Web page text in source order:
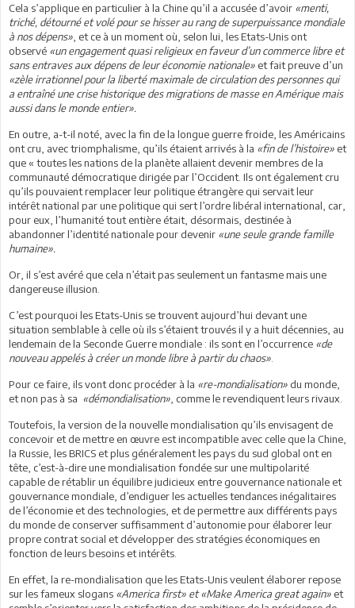
Cela s’applique en particulier à la Chine qu’il a accusée d’avoir «menti,
triché, détourné et volé pour se hisser au rang de superpuissance mondiale
à nos dépens» , et ce à un moment où, selon lui, les Etats-Unis ont
observé «un engagement quasi religieux en faveur d’un commerce libre et
sans entraves aux dépens de leur économie nationale» et fait preuve d’un
«zèle irrationnel pour la liberté maximale de circulation des personnes qui
a entraîné une crise historique des migrations de masse en Amérique mais
aussi dans le monde entier».
En outre, a-t-il noté, avec la fin de la longue guerre froide, les Américains
ont cru, avec triomphalisme, qu’ils étaient arrivés à la «fin de l’histoire» et
que « toutes les nations de la planète allaient devenir membres de la
communauté démocratique dirigée par l’Occident. Ils ont également cru
qu’ils pouvaient remplacer leur politique étrangère qui servait leur
intérêt national par une politique qui sert l’ordre libéral international, car,
pour eux, l’humanité tout entière était, désormais, destinée à
abandonner l’identité nationale pour devenir «une seule grande famille
humaine».
Or, il s’est avéré que cela n’était pas seulement un fantasme mais une
dangereuse illusion.
C’est pourquoi les Etats-Unis se trouvent aujourd’hui devant une
situation semblable à celle où ils s’étaient trouvés il y a huit décennies, au
lendemain de la Seconde Guerre mondiale : ils sont en l’occurrence «de
nouveau appelés à créer un monde libre à partir du chaos»
Pour ce faire, ils vont donc procéder à la «re-mondialisation» du monde,
et non pas à sa «démondialisation» , comme le revendiquent leurs rivaux.
Toutefois, la version de la nouvelle mondialisation qu’ils envisagent de
concevoir et de mettre en œuvre est incompatible avec celle que la Chine,
la Russie, les BRICS et plus généralement les pays du sud global ont en
tête, c’est-à-dire une mondialisation fondée sur une multipolarité
capable de rétablir un équilibre judicieux entre gouvernance nationale et
gouvernance mondiale, d’endiguer les actuelles tendances inégalitaires
de l’économie et des technologies, et de permettre aux différents pays
du monde de conserver suffisamment d’autonomie pour élaborer leur
propre contrat social et développer des stratégies économiques en
fonction de leurs besoins et intérêts.
En effet, la re-mondialisation que les Etats-Unis veulent élaborer repose
sur les fameux slogans «America first» et «Make America great again» et